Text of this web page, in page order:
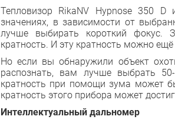
Тепловизор RikaNV Hypnose 350
значениях, в зависимости от
лучше выбирать короткий фокус.
кратность. И эту кратность можно
Но если вы обнаружили объект
распознать, вам лучше выбрать
кратность при помощи зума может
кратность этого прибора может
Интеллектуальный дальномер